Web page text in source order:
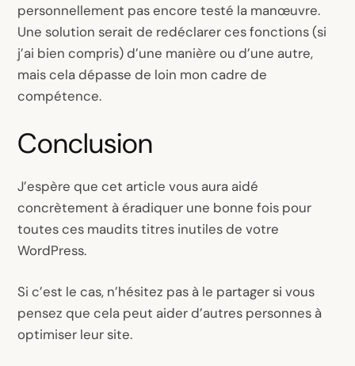
personnellement pas encore testé la manœuvre.
Une solution serait de redéclarer ces fonctions (si
j’ai bien compris) d’une manière ou d’une autre,
mais cela dépasse de loin mon cadre de
compétence.
Conclusion
J’espère que cet article vous aura aidé
concrètement à éradiquer une bonne fois pour
toutes ces maudits titres inutiles de votre
WordPress.
Si c’est le cas, n’hésitez pas à le partager si vous
pensez que cela peut aider d’autres personnes à
optimiser leur site.